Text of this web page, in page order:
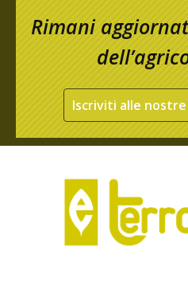
Rimani
Iscriviti alle